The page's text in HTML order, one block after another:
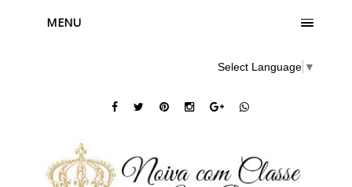
MENU
Select Language ▼